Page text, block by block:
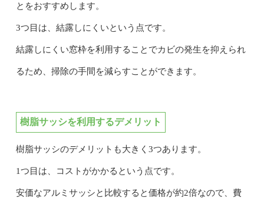
とをおすすめします。
3つ目は、結露しにくいという点です。
結露しにくい窓枠を利用することでカビの発生を抑えられ
るため、掃除の手間を減らすことができます。
樹脂サッシを利用するデメリット
樹脂サッシのデメリットも大きく3つあります。
1つ目は、コストがかかるという点です。
安価なアルミサッシと比較すると価格が約2倍なので、費